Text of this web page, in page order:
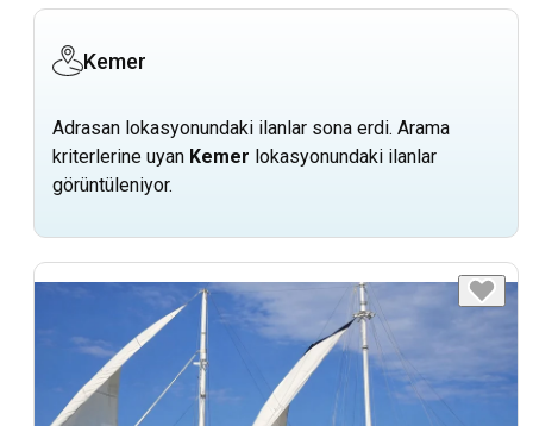
Kemer
Adrasan lokasyonundaki ilanlar sona erdi. Arama
kriterlerine uyan Kemer lokasyonundaki ilanlar
görüntüleniyor.